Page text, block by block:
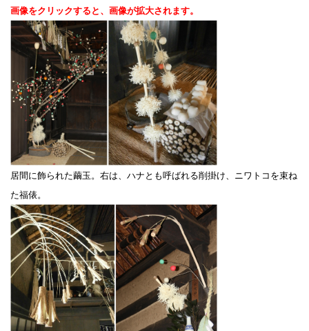
画像をクリックすると、画像が拡大されます。
居間に飾られた繭玉。右は、ハナとも呼ばれる削掛け、ニワトコを束ね
た福俵。